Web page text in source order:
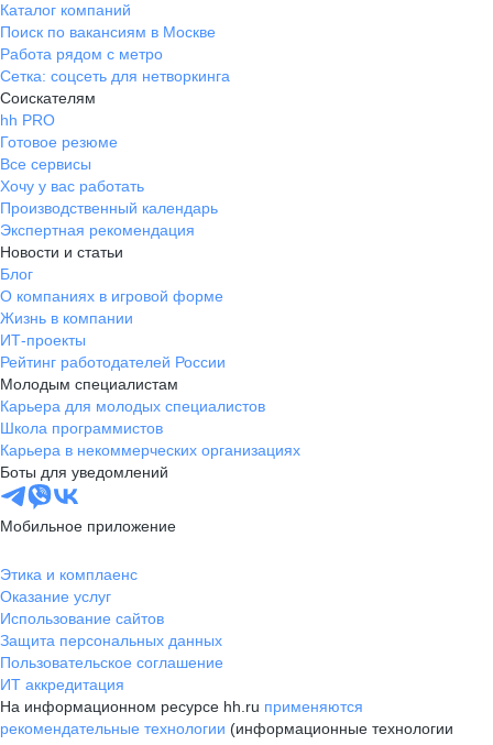
Каталог компаний
Поиск по вакансиям в Москве
Работа рядом с метро
Сетка: соцсеть для нетворкинга
Соискателям
hh PRO
Готовое резюме
Все сервисы
Хочу у вас работать
Производственный календарь
Экспертная рекомендация
Новости и статьи
Блог
О компаниях в игровой форме
Жизнь в компании
ИТ-проекты
Рейтинг работодателей России
Молодым специалистам
Карьера для молодых специалистов
Школа программистов
Карьера в некоммерческих организациях
Боты для уведомлений
Мобильное приложение
Этика и комплаенс
Оказание услуг
Использование сайтов
Защита персональных данных
Пользовательское соглашение
ИТ аккредитация
На информационном ресурсе hh.ru применяются
рекомендательные технологии (информационные технологии